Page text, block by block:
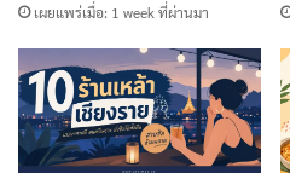
ปลอม ซึ่งหมายความว่าดอกเกลื
รสที่มีคุณค่าทางโภชนาการ แต่
รายละเอียดของผู้ผลิตอีกด้วย
บทความที่เกี่ยวข้อง
เผยแพร่เมื่อ: 1 week ที่ผ่านมา